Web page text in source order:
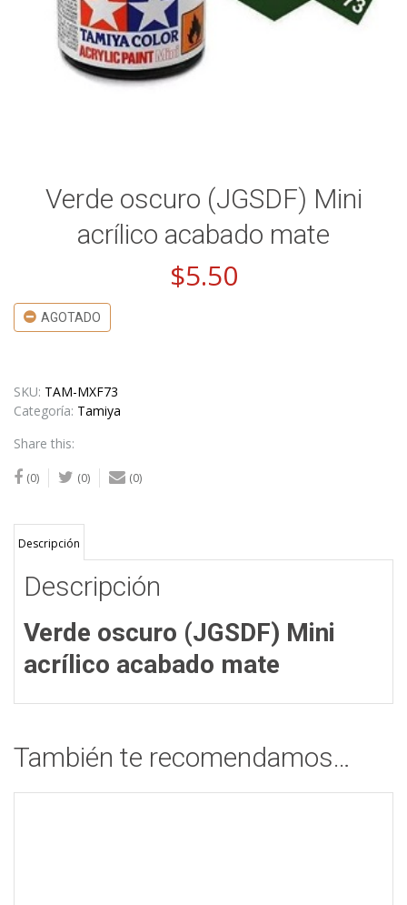
Verde oscuro (JGSDF) Mini
acrílico acabado mate
$5.50
AGOTADO
SKU: TAM-MXF73
Categoría: Tamiya
Share this:
(0) (0) (0)
Descripción
Descripción
Verde oscuro (JGSDF) Mini
acrílico acabado mate
También te recomendamos…